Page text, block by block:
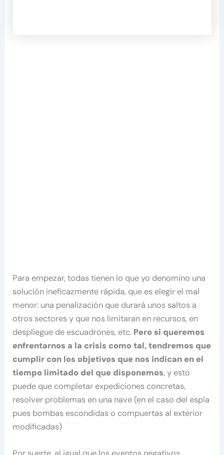
Para empezar, todas tienen lo que yo denomino una
solución ineficazmente rápida, que es elegir el mal
menor: una penalización que durará unos saltos a
otros sectores y que nos limitaran en recursos, en
despliegue de escuadrones, etc. Pero si queremos
enfrentarnos a la crisis como tal, tendremos que
cumplir con los objetivos que nos indican en el
tiempo limitado del que disponemos, y esto
puede que completar expediciones concretas,
resolver problemas en una nave (en el caso del espía
pues bombas escondidas o compuertas al exterior
modificadas)